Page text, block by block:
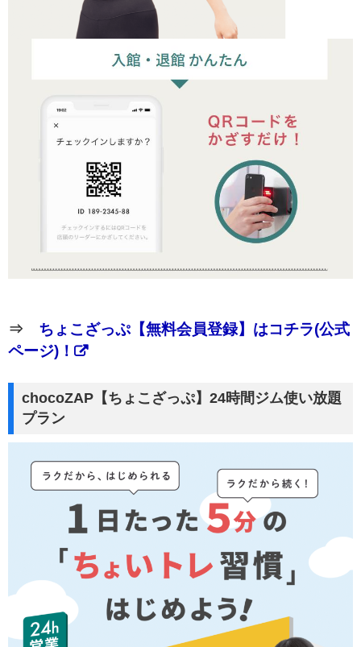
⇒ ちょこざっぷ【無料会員登録】はコチラ(公式
ページ)！
chocoZAP【ちょこざっぷ】24時間ジム使い放題
プラン